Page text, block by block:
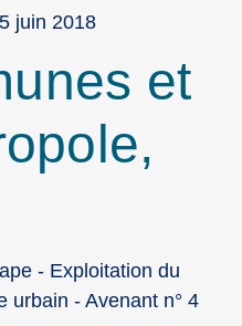
juin 2018
et
- Exploitation du
urbain - Avenant n° 4